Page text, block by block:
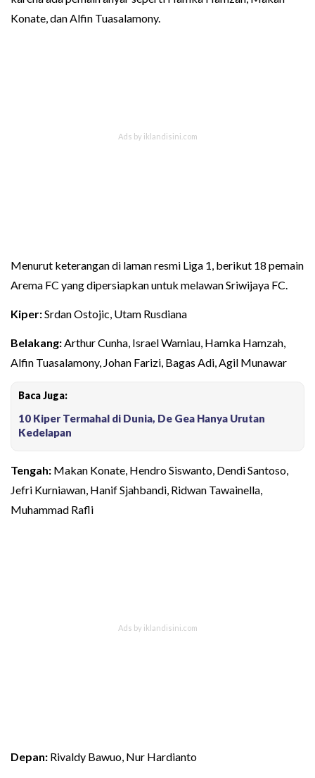
Konate, dan Alfin Tuasalamony.
Menurut keterangan di laman resmi Liga 1, berikut 18 pemain
Arema FC yang dipersiapkan untuk melawan Sriwijaya FC.
Kiper:Srdan Ostojic, Utam Rusdiana
Belakang:Arthur Cunha, Israel Wamiau, Hamka Hamzah,
Alfin Tuasalamony, Johan Farizi, Bagas Adi, Agil Munawar
Baca Juga:
10 Kiper Termahal di Dunia, De Gea Hanya Urutan
Kedelapan
Tengah: Makan Konate, Hendro Siswanto, Dendi Santoso,
Jefri Kurniawan, Hanif Sjahbandi, Ridwan Tawainella,
Muhammad Rafli
Depan: Rivaldy Bawuo, Nur Hardianto